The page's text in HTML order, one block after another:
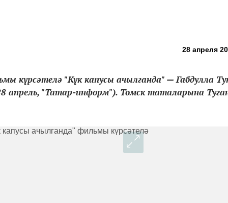
28 апреля
күрсәтелә "Күк капусы ачылганда" — Габдулла
"Татар-информ"). Томск таталарына